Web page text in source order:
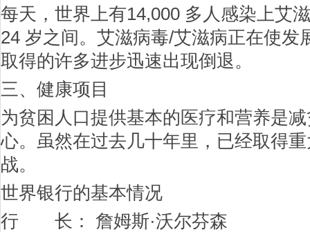
每天，世界上有14,000 多人感染上艾
24 岁之间。艾滋病毒/艾滋病正在使发
取得的许多进步迅速出现倒退。
三、健康项目
为贫困人口提供基本的医疗和营养是
心。虽然在过去几十年里，已经取得
战。
世界银行的基本情况
行 长： 詹姆斯·沃尔芬森